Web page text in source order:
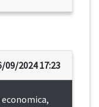
09/2024 17:23